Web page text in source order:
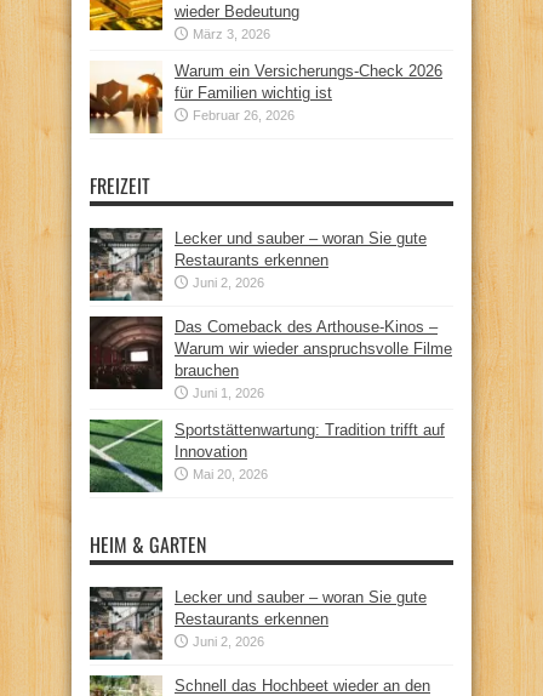
wieder Bedeutung
März 3, 2026
Warum ein Versicherungs-Check 2026
für Familien wichtig ist
Februar 26, 2026
FREIZEIT
Lecker und sauber – woran Sie gute
Restaurants erkennen
Juni 2, 2026
Das Comeback des Arthouse-Kinos –
Warum wir wieder anspruchsvolle Filme
brauchen
Juni 1, 2026
Sportstättenwartung: Tradition trifft auf
Innovation
Mai 20, 2026
HEIM & GARTEN
Lecker und sauber – woran Sie gute
Restaurants erkennen
Juni 2, 2026
Schnell das Hochbeet wieder an den